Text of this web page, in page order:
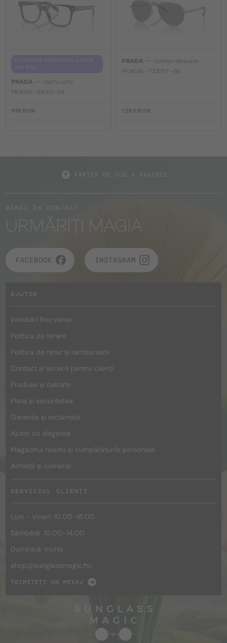
PRADA
Cadru optic
PR A13V - 16K1O1 - 54
918 RON
PRADA
Ochelari de soare
PR A54S - 7CQ09T - 60
1 263 RON
URMĂRIȚI MAGIA
FACEBOOK INSTAGRAM
AJUTOR
Întrebări frecvente
Politica de livrare
Politica de retur și rambursare
Contact și servicii pentru clienți
Produse și calitate
Plata și securitatea
Garanție și reclamații
Ajutor cu alegerea
Magazinul nostru și cumpărăturile personale
Achiziții și comenzi
SERVICIUL CLIENȚI
Luni - Vineri: 10:00-18:00
Sâmbătă: 10:00-14:00
Duminică: închis
shop@sunglassmagic.hu
TRIMITEȚI UN MESAJ